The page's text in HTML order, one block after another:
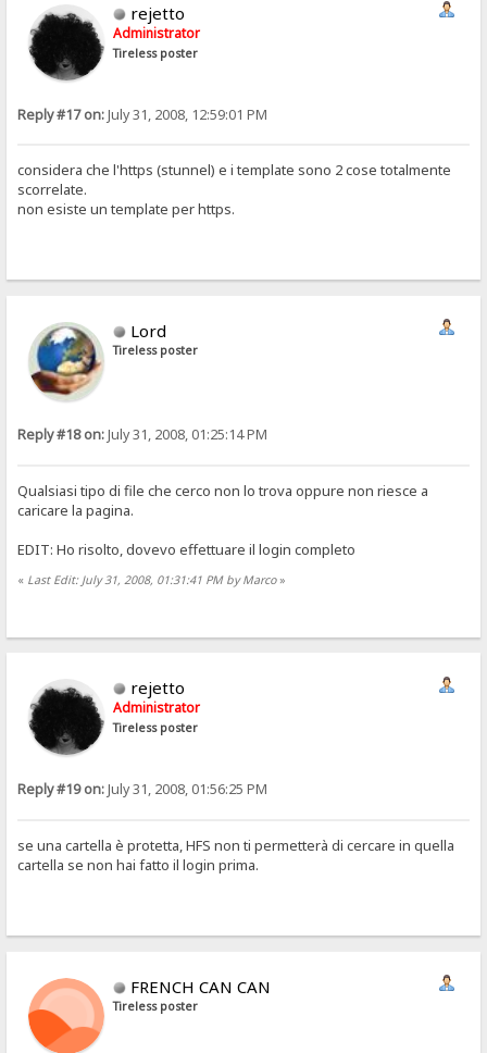
rejetto
Administrator
Tireless poster
Reply #17 on:July 31, 2008, 12:59:01 PM
considera che l'https (stunnel) e i template sono 2 cose totalmente
scorrelate.
non esiste un template per https.
Lord
Tireless poster
Reply #18 on:July 31, 2008, 01:25:14 PM
Qualsiasi tipo di file che cerco non lo trova oppure non riesce a
caricare la pagina.
EDIT: Ho risolto, dovevo effettuare il login completo
« Last Edit: July 31, 2008, 01:31:41 PM by Marco»
rejetto
Administrator
Tireless poster
Reply #19 on:July 31, 2008, 01:56:25 PM
se una cartella è protetta, HFS non ti permetterà di cercare in quella
cartella se non hai fatto il login prima.
FRENCH CAN CAN
Tireless poster